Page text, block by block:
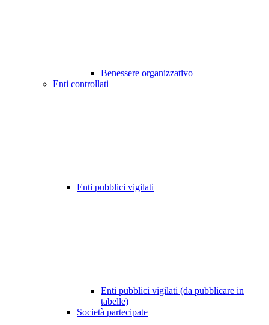
Benessere organizzativo
Enti controllati
Enti pubblici vigilati
Enti pubblici vigilati (da pubblicare in
tabelle)
Società partecipate